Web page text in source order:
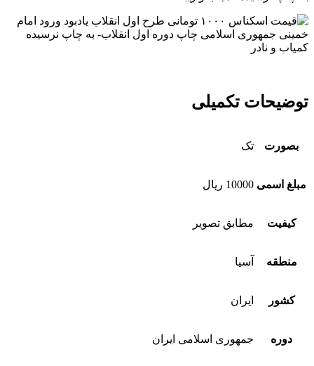
توضیحات تکمیلی
بصورت تک
مبلغ اسمی 10000 ریال
کیفیت مطابق تصویر
منطقه آسیا
کشور ایران
دوره جمهوری اسلامی ایران